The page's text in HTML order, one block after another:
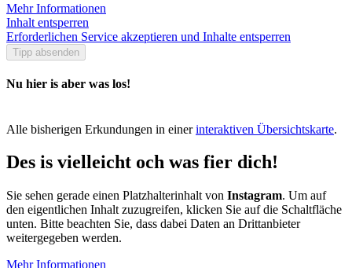
Mehr Informationen
Inhalt entsperren
Erforderlichen Service akzeptieren und Inhalte entsperren
Tipp absenden
Nu hier is aber was los!
Alle bisherigen Erkundungen in einerinteraktiven Übersichtskarte.
Des is vielleicht och was fier dich!
Sie sehen gerade einen Platzhalterinhalt von Instagram. Um auf
den eigentlichen Inhalt zuzugreifen, klicken Sie auf die Schaltfläche
unten. Bitte beachten Sie, dass dabei Daten an Drittanbieter
weitergegeben werden.
Mehr Informationen